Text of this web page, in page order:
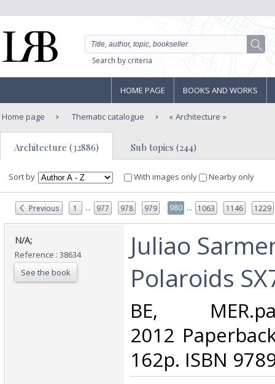
Search by criteria
HOME PAGE BOOKS AND WORKS
Home page Thematic catalogue Architecture
Architecture (32886) Sub topics (244)
Sort by With images only Nearby only
Previous 1 ... 977 978 979 980 ... 1063 1146 1229
‎N/A;‎
Reference : 38634
See the book
‎Juliao
Polaroids
‎BE,
2012
162p. ISBN